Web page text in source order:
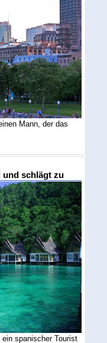
Mann, der das
und schlägt zu
spanischer Tourist